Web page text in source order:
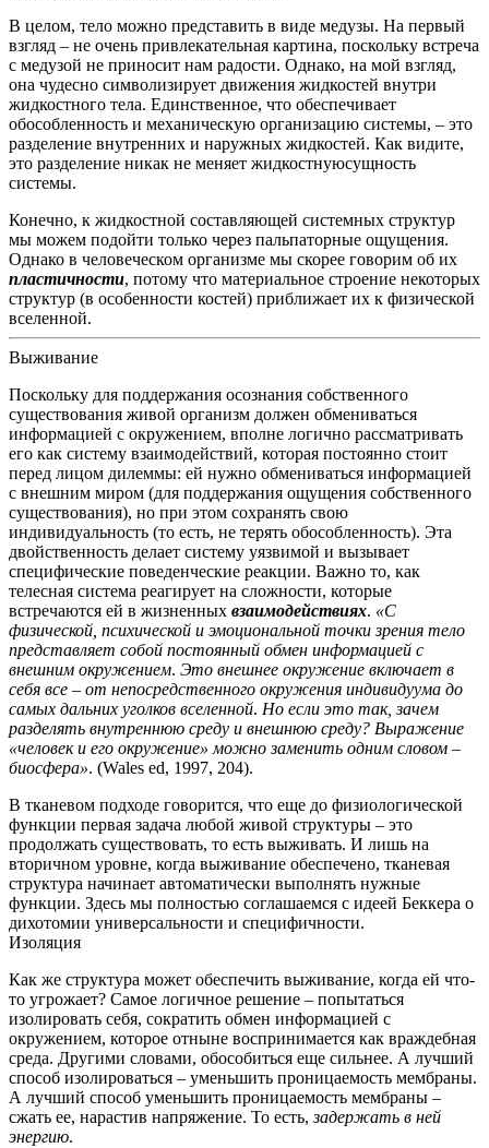
В целом, тело можно представить в виде медузы. На первый
взгляд – не очень привлекательная картина, поскольку встреча
с медузой не приносит нам радости. Однако, на мой взгляд,
она чудесно символизирует движения жидкостей внутри
жидкостного тела. Единственное, что обеспечивает
обособленность и механическую организацию системы, – это
разделение внутренних и наружных жидкостей. Как видите,
это разделение никак не меняет жидкостнуюсущность
системы.
Конечно, к жидкостной составляющей системных структур
мы можем подойти только через пальпаторные ощущения.
Однако в человеческом организме мы скорее говорим об их
пластичности, потому что материальное строение некоторых
структур (в особенности костей) приближает их к физической
вселенной.
Выживание
Поскольку для поддержания осознания собственного
существования живой организм должен обмениваться
информацией с окружением, вполне логично рассматривать
его как систему взаимодействий, которая постоянно стоит
перед лицом дилеммы: ей нужно обмениваться информацией
с внешним миром (для поддержания ощущения собственного
существования), но при этом сохранять свою
индивидуальность (то есть, не терять обособленность). Эта
двойственность делает систему уязвимой и вызывает
специфические поведенческие реакции. Важно то, как
телесная система реагирует на сложности, которые
встречаются ей в жизненных взаимодействиях. «С
физической, психической и эмоциональной точки зрения тело
представляет собой постоянный обмен информацией с
внешним окружением. Это внешнее окружение включает в
себя все – от непосредственного окружения индивидуума до
самых дальних уголков вселенной. Но если это так, зачем
разделять внутреннюю среду и внешнюю среду? Выражение
«человек и его окружение» можно заменить одним словом –
биосфера». (Wales ed, 1997, 204).
В тканевом подходе говорится, что еще до физиологической
функции первая задача любой живой структуры – это
продолжать существовать, то есть выживать. И лишь на
вторичном уровне, когда выживание обеспечено, тканевая
структура начинает автоматически выполнять нужные
функции. Здесь мы полностью соглашаемся с идеей Беккера о
дихотомии универсальности и специфичности.
Изоляция
Как же структура может обеспечить выживание, когда ей что-
то угрожает? Самое логичное решение – попытаться
изолировать себя, сократить обмен информацией с
окружением, которое отныне воспринимается как враждебная
среда. Другими словами, обособиться еще сильнее. А лучший
способ изолироваться – уменьшить проницаемость мембраны.
А лучший способ уменьшить проницаемость мембраны –
сжать ее, нарастив напряжение. То есть,задержать в ней
энергию.